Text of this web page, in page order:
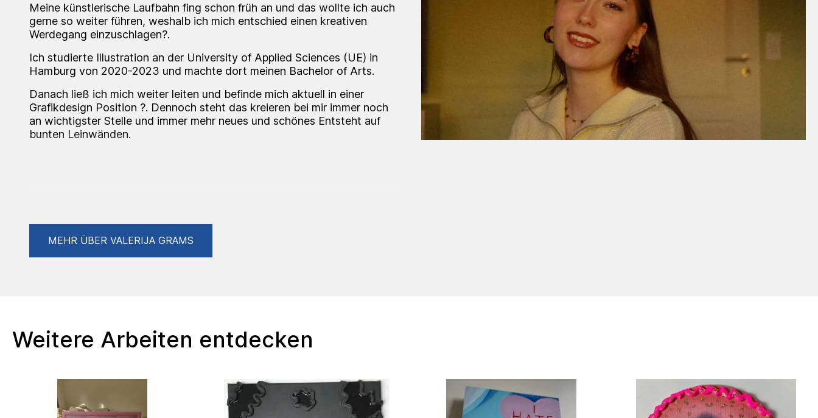
Meine künstlerische Laufbahn fing schon früh an und das wollte ich auch
gerne so weiter führen, weshalb ich mich entschied einen kreativen
Werdegang einzuschlagen?.
Ich studierte Illustration an der University of Applied Sciences (UE) in
Hamburg von 2020-2023 und machte dort meinen Bachelor of Arts.
Danach ließ ich mich weiter leiten und befinde mich aktuell in einer
Grafikdesign Position ?️. Dennoch steht das kreieren bei mir immer noch
an wichtigster Stelle und immer mehr neues und schönes Entsteht auf
bunten Leinwänden.
Schon seit Kind auf war das Kreieren meine Leidenschaft, welches
man anhand meiner Werke sehen kann. Vor allem werden neue Stile
MEHR ÜBER VALERIJA GRAMS
Weitere Arbeiten entdecken